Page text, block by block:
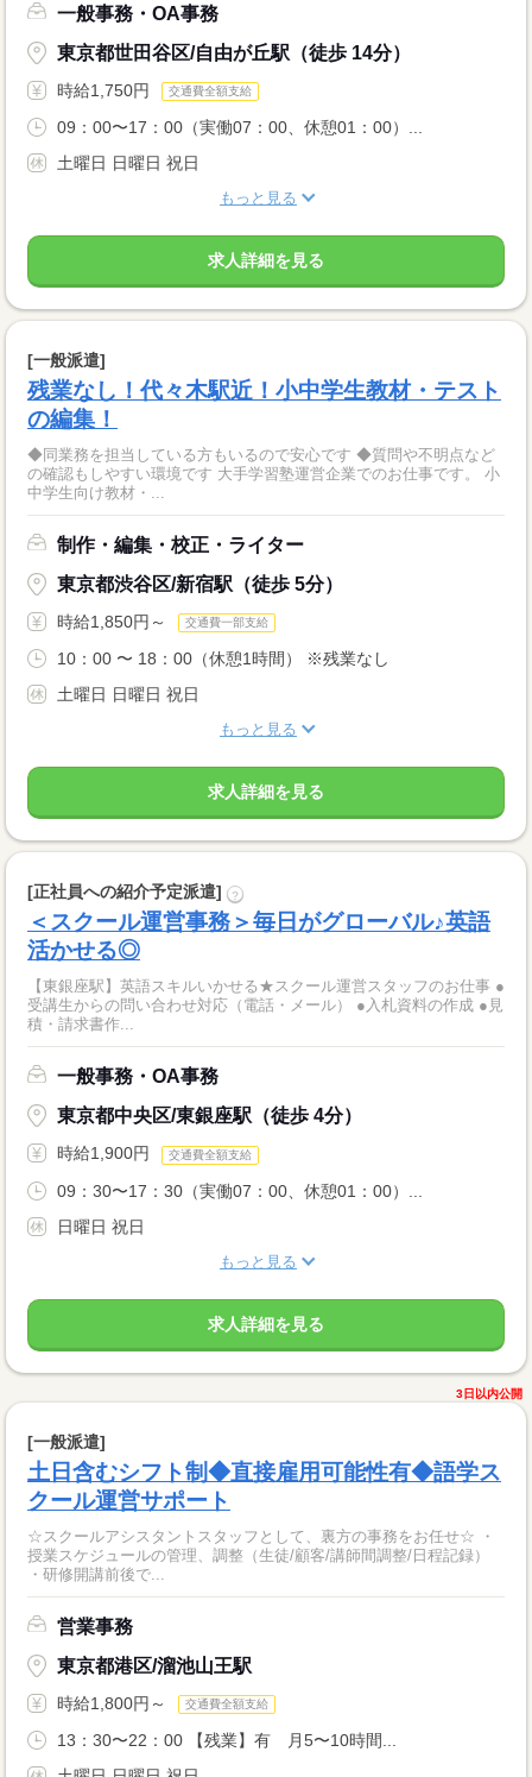
一般事務・OA事務
東京都世田谷区/自由が丘駅（徒歩 14分）
時給1,750円 交通費全額支給
09：00〜17：00（実働07：00、休憩01：00）...
土曜日 日曜日 祝日
もっと見る
求人詳細を見る
[一般派遣]
残業なし！代々木駅近！小中学生教材・テスト
の編集！
◆同業務を担当している方もいるので安心です ◆質問や不明点など
の確認もしやすい環境です 大手学習塾運営企業でのお仕事です。 小
中学生向け教材・...
制作・編集・校正・ライター
東京都渋谷区/新宿駅（徒歩 5分）
時給1,850円～ 交通費一部支給
10：00 〜 18：00（休憩1時間） ※残業なし
土曜日 日曜日 祝日
もっと見る
求人詳細を見る
[正社員への紹介予定派遣] ?
＜スクール運営事務＞毎日がグローバル♪英語
活かせる◎
【東銀座駅】英語スキルいかせる★スクール運営スタッフのお仕事 ●
受講生からの問い合わせ対応（電話・メール） ●入札資料の作成 ●見
積・請求書作...
一般事務・OA事務
東京都中央区/東銀座駅（徒歩 4分）
時給1,900円 交通費全額支給
09：30〜17：30（実働07：00、休憩01：00）...
日曜日 祝日
もっと見る
求人詳細を見る
3日以内公開
[一般派遣]
土日含むシフト制◆直接雇用可能性有◆語学ス
クール運営サポート
☆スクールアシスタントスタッフとして、裏方の事務をお任せ☆ ・
授業スケジュールの管理、調整（生徒/顧客/講師間調整/日程記録）
・研修開講前後で...
営業事務
東京都港区/溜池山王駅
時給1,800円～ 交通費全額支給
13：30〜22：00 【残業】有 月5〜10時間...